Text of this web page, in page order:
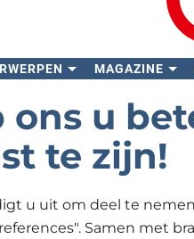
MAGAZINE
ons u
te zijn!
u uit om deel te
Samen met